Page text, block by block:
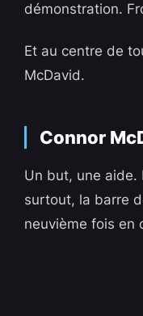
démonstration.
Et au centre de
McDavid.
Connor
Un but, une aide.
surtout, la barre
neuvième fois en